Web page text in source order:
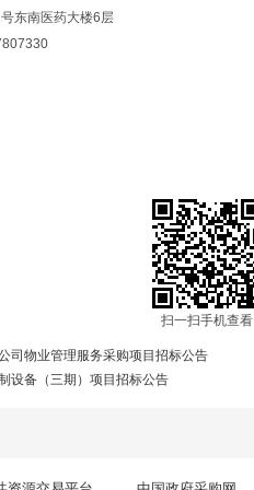
东南医药大楼6层
扫一扫手机查看
司物业管理服务采购项目招标公告
设备（三期）项目招标公告